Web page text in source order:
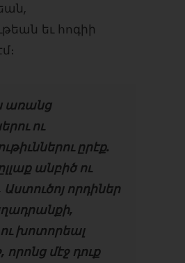
եւ հոգիի
առանց
ու
ըրէք.
անբիծ ու
որդիներ
խոտորեալ
որոնց մէջ դուք